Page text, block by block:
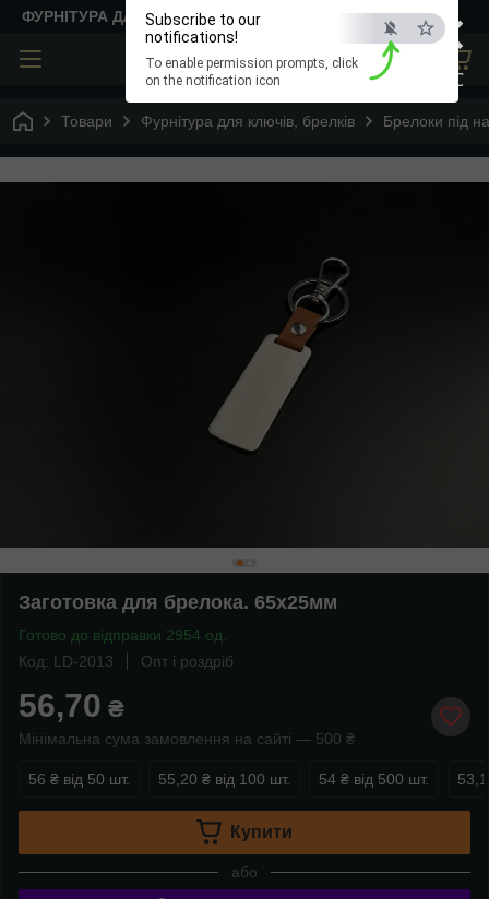
×
ESC
Subscribe to our
notifications!
To enable permission prompts, click
on the notification icon
ФУРНІТУРА ДЛЯ ТВОРЧОСТІ
Товари Фурнітура для ключів, брелків Брелоки під
Заготовка для брелока. 65х25мм
Готово до відправки 2954 од.
Код: LD-2013
Опт і роздріб
56,70 ₴
Мінімальна сума замовлення на сайті — 500 ₴
56 ₴ від 50 шт. 55,20 ₴ від 100 шт. 54 ₴ від 500 шт.
Купити
або